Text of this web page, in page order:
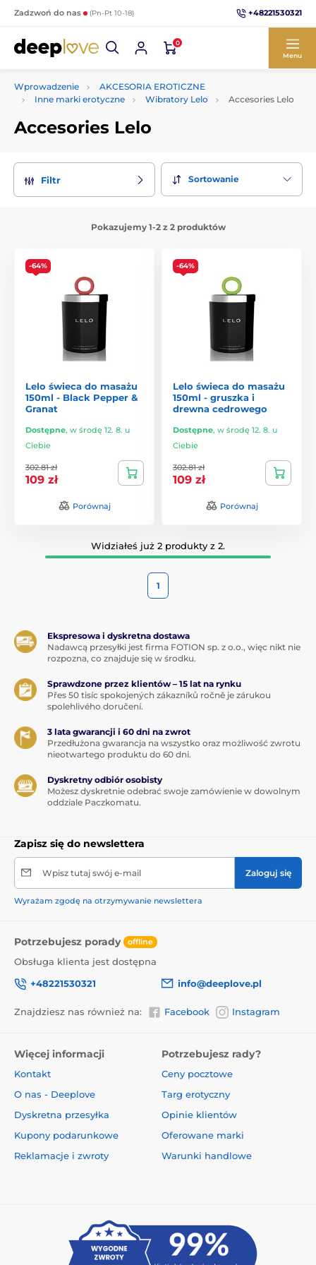
Zadzwoń do nas (Pn-Pt 10-18) +48221530321
0
Menu
Wprowadzenie
AKCESORIA EROTICZNE
Inne marki erotyczne
Wibratory Lelo Accesories Lelo
Accesories Lelo
Filtr Sortowanie
Pokazujemy 1-2 z 2 produktów
-64%
Lelo świeca do masażu
150ml - Black Pepper &
Granat
Dostępne, w środę 12. 8. u
Ciebie
302.81 zł
109 zł
Porównaj
-64%
Lelo świeca do masażu
150ml - gruszka i
drewna cedrowego
Dostępne, w środę 12. 8. u
Ciebie
302.81 zł
109 zł
Porównaj
Widziałeś już 2 produkty z 2.
1
Ekspresowa i dyskretna dostawa
Nadawcą przesyłki jest firma FOTION sp. z o.o., więc nikt nie
rozpozna, co znajduje się w środku.
Sprawdzone przez klientów – 15 lat na rynku
Přes 50 tisíc spokojených zákazníků ročně je zárukou
spolehlivého doručení.
3 lata gwarancji i 60 dni na zwrot
Przedłużona gwarancja na wszystko oraz możliwość zwrotu
nieotwartego produktu do 60 dni.
Dyskretny odbiór osobisty
Możesz dyskretnie odebrać swoje zamówienie w dowolnym
oddziale Paczkomatu.
Zapisz się do newslettera
Wpisz tutaj swój e-mail Zaloguj się
Wyrażam zgodę na otrzymywanie newslettera
Potrzebujesz porady offline
Obsługa klienta jest dostępna
+48221530321
info@deeplove.pl
Znajdziesz nas również na: Facebook Instagram
Więcej informacji
Kontakt
O nas - Deeplove
Dyskretna przesyłka
Kupony podarunkowe
Reklamacje i zwroty
Potrzebujesz rady?
Ceny pocztowe
Targ erotyczny
Opinie klientów
Oferowane marki
Warunki handlowe